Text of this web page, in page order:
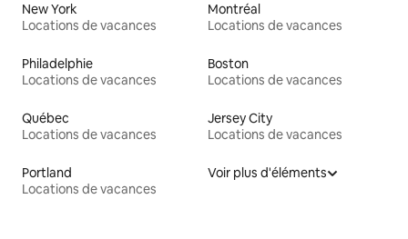
New York
Locations de vacances
Montréal
Locations de vacances
Philadelphie
Locations de vacances
Boston
Locations de vacances
Québec
Locations de vacances
Jersey City
Locations de vacances
Portland
Locations de vacances
Voir plus d'éléments